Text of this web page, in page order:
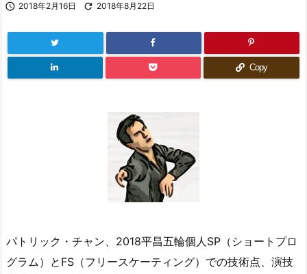
 2018年2月16日  2018年8月22日
Copy
パトリック・チャン、2018平昌五輪個人SP（ショートプロ
グラム）とFS（フリースケーティング）での技術点、演技